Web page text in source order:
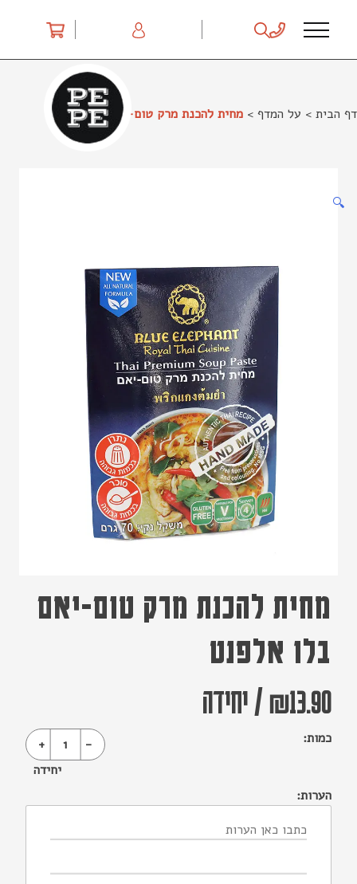
דף הבית > על המדף > מחית להכנת מרק טום-יאם בלו אלפנט
🔍
מחית להכנת מרק טום-יאם
בלו אלפנט
₪13.90
/יחידה
כמות: -
1
+
יחידה
הערות: